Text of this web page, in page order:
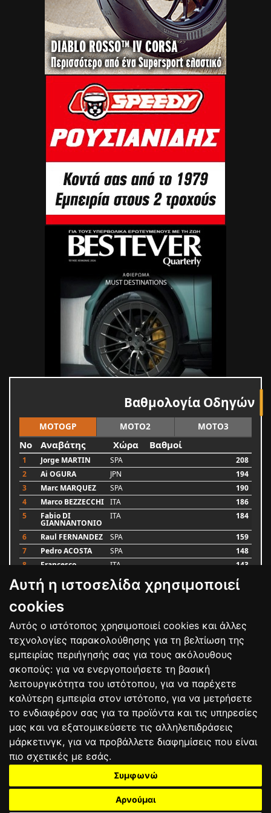
Αυτή η ιστοσελίδα χρησιμοποιεί
cookies
Αυτός ο ιστότοπος χρησιμοποιεί cookies και άλλες
τεχνολογίες παρακολούθησης για τη βελτίωση της
εμπειρίας περιήγησής σας για τους ακόλουθους
σκοπούς: για να ενεργοποιήσετε τη βασική
λειτουργικότητα του ιστότοπου, για να παρέχετε
καλύτερη εμπειρία στον ιστότοπο, για να μετρήσετε
το ενδιαφέρον σας για τα προϊόντα και τις υπηρεσίες
μας και να εξατομικεύσετε τις αλληλεπιδράσεις
μάρκετινγκ, για να προβάλλετε διαφημίσεις που είναι
πιο σχετικές με εσάς.
Συμφωνώ
Αρνούμαι
Βαθμολογία Οδηγών
MOTOGP MOTO2 MOTO3
No Αναβάτης Χώρα Βαθμοί
1 Jorge MARTIN SPA
208
2
Ai OGURA JPN
194
3
Marc MARQUEZ SPA
190
4
Marco BEZZECCHI ITA
186
5
Fabio DI
GIANNANTONIO
ITA 184
6 Raul FERNANDEZ SPA
159
7
Pedro ACOSTA SPA
148
8
Francesco ITA 143
9 Alex MARQUEZ SPA
Luca MARINI
Bαθμολογία
ΟΡΟΙ ΧΡΗΣΗΣΠΟΛΙΤΙΚΗ ΠΡΟΣΤΑΣΙΑΣ
ΑΓΩΝΕΣΑΠΟΤΕΛΕΣΜΑΤΑΑΓΟΡΑ